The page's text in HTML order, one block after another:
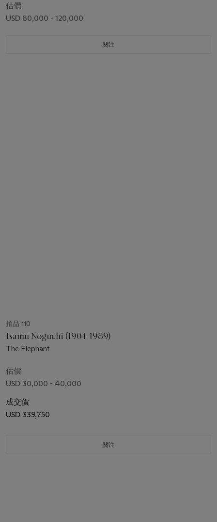
估價
USD 80,000 - 120,000
關注
拍品 110
Isamu Noguchi (1904-1989)
The Elephant
估價
USD 30,000 - 40,000
成交價
USD 339,750
關注